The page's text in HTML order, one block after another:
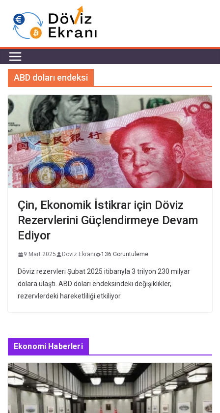
ABD doları endeksi
Çin, Ekonomik İstikrar için Döviz
Rezervlerini Güçlendirmeye Devam
Ediyor
9 Mart 2025 Döviz Ekranı 136 Görüntüleme
Döviz rezervleri Şubat 2025 itibarıyla 3 trilyon 230 milyar
dolara ulaştı. ABD doları endeksindeki değişiklikler,
rezervlerdeki hareketliliği etkiliyor.
Ekonomi Haberleri